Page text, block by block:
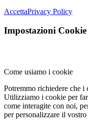
AccettaPrivacy Policy
Impostazioni
Come usiamo i cookie
Potremmo richiedere che
Utilizziamo i cookie per
come interagite con noi,
per personalizzare il